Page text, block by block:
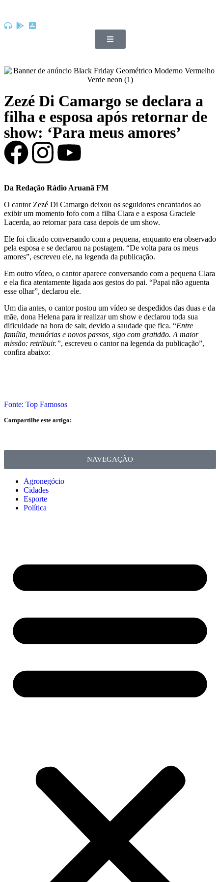
Zezé Di Camargo se declara a
filha e esposa após retornar de
show: ‘Para meus amores’
Da Redação Rádio Aruanã FM
O cantor Zezé Di Camargo deixou os seguidores encantados ao
exibir um momento fofo com a filha Clara e a esposa Graciele
Lacerda, ao retornar para casa depois de um show.
Ele foi clicado conversando com a pequena, enquanto era observado
pela esposa e se declarou na postagem. “De volta para os meus
amores”, escreveu ele, na legenda da publicação.
Em outro vídeo, o cantor aparece conversando com a pequena Clara
e ela fica atentamente ligada aos gestos do pai. “Papai não aguenta
esse olhar”, declarou ele.
Um dia antes, o cantor postou um vídeo se despedidos das duas e da
mãe, dona Helena para ir realizar um show e declarou toda sua
dificuldade na hora de sair, devido a saudade que fica. “Entre
família, memórias e novos passos, sigo com gratidão. A maior
missão: retribuir.”, escreveu o cantor na legenda da publicação”,
confira abaixo:
Fonte: Top Famosos
Compartilhe este artigo:
NAVEGAÇÃO
Agronegócio
Cidades
Esporte
Política